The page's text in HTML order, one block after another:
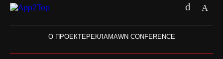
О ПРОЕКТЕРЕКЛАМАWN CONFERENCE